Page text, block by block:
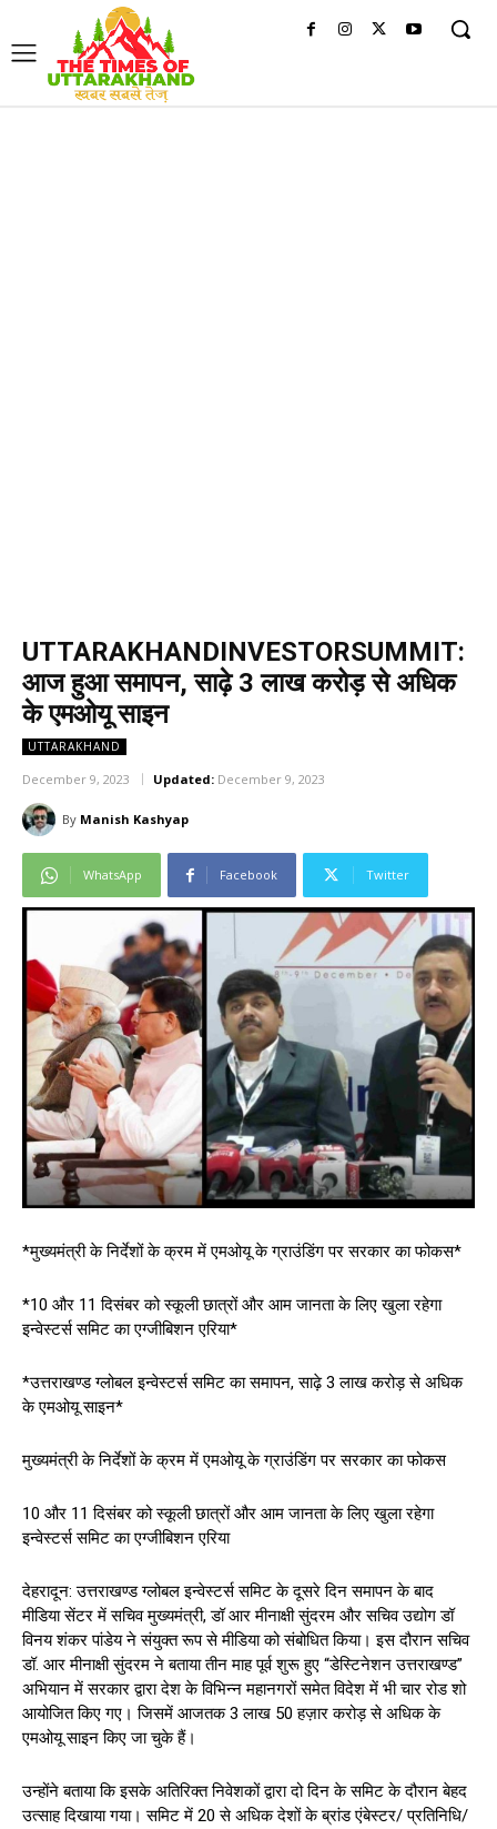
UTTARAKHANDINVESTORSUMMIT:
आज हुआ समापन, साढ़े 3 लाख करोड़ से अधिक
के एमओयू साइन
UTTARAKHAND
December 9, 2023 Updated: December 9, 2023
By Manish Kashyap
WhatsApp Facebook Twitter
*मुख्यमंत्री के निर्देशों के क्रम में एमओयू के ग्राउंडिंग पर सरकार का फोकस*
*10 और 11 दिसंबर को स्कूली छात्रों और आम जानता के लिए खुला रहेगा
इन्वेस्टर्स समिट का एग्जीबिशन एरिया*
*उत्तराखण्ड ग्लोबल इन्वेस्टर्स समिट का समापन, साढ़े 3 लाख करोड़ से अधिक
के एमओयू साइन*
मुख्यमंत्री के निर्देशों के क्रम में एमओयू के ग्राउंडिंग पर सरकार का फोकस
10 और 11 दिसंबर को स्कूली छात्रों और आम जानता के लिए खुला रहेगा
इन्वेस्टर्स समिट का एग्जीबिशन एरिया
देहरादून: उत्तराखण्ड ग्लोबल इन्वेस्टर्स समिट के दूसरे दिन समापन के बाद
मीडिया सेंटर में सचिव मुख्यमंत्री, डॉ आर मीनाक्षी सुंदरम और सचिव उद्योग डॉ
विनय शंकर पांडेय ने संयुक्त रूप से मीडिया को संबोधित किया। इस दौरान सचिव
डॉ. आर मीनाक्षी सुंदरम ने बताया तीन माह पूर्व शुरू हुए “डेस्टिनेशन उत्तराखण्ड”
अभियान में सरकार द्वारा देश के विभिन्न महानगरों समेत विदेश में भी चार रोड शो
आयोजित किए गए। जिसमें आजतक 3 लाख 50 हज़ार करोड़ से अधिक के
एमओयू साइन किए जा चुके हैं।
उन्होंने बताया कि इसके अतिरिक्त निवेशकों द्वारा दो दिन के समिट के दौरान बेहद
उत्साह दिखाया गया। समिट में 20 से अधिक देशों के ब्रांड एंबेस्टर/ प्रतिनिधि/